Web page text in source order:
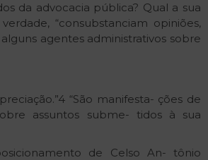
da advocacia pública? Qual a sua
“consubstanciam opiniões,
agentes administrativos sobre
“São manifesta- ções de
assuntos subme- tidos à sua
de Celso An- tônio